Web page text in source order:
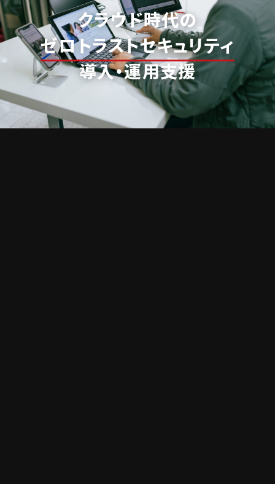
クラウド時代の
ゼロトラストセキュリティ
導入・運用支援